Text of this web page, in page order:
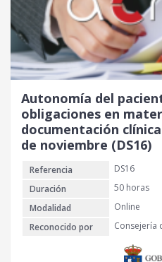
Autonomía del
obligaciones en
documentación
de noviembre (DS16)
Referencia
DS16
Duración
50 horas
Modalidad
Online
Reconocido por
Consejería